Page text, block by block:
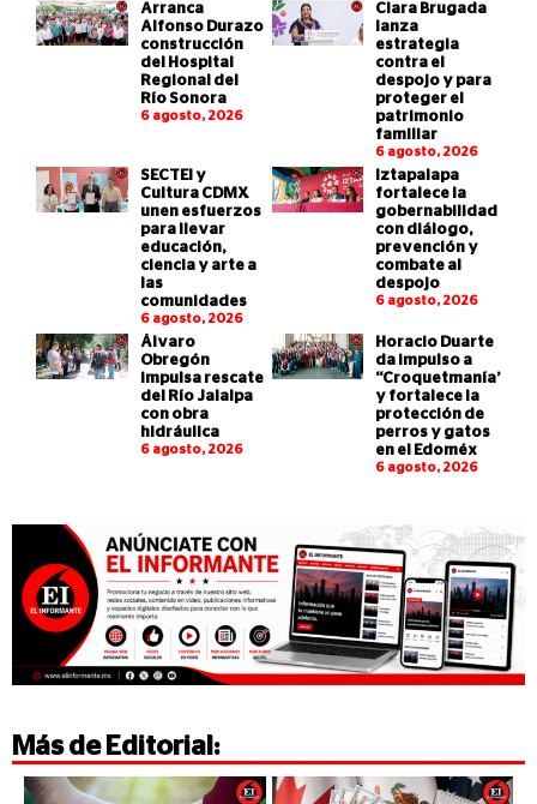
Arranca
Alfonso Durazo
construcción
del Hospital
Regional del
Río Sonora
6 agosto, 2026
Clara Brugada
lanza
estrategia
contra el
despojo y para
proteger el
patrimonio
familiar
6 agosto, 2026
SECTEI y
Cultura CDMX
unen esfuerzos
para llevar
educación,
ciencia y arte a
las
comunidades
6 agosto, 2026
Iztapalapa
fortalece la
gobernabilidad
con diálogo,
prevención y
combate al
despojo
6 agosto, 2026
Álvaro
Obregón
impulsa rescate
del Río Jalalpa
con obra
hidráulica
6 agosto, 2026
Horacio Duarte
da impulso a
“Croquetmanía”
y fortalece la
protección de
perros y gatos
en el Edoméx
6 agosto, 2026
Más de Editorial :